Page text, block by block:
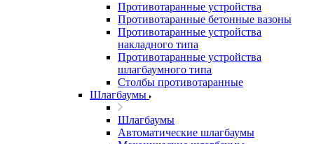
Противотаранные устройства
Противотаранные бетонные вазоны
Противотаранные устройства
накладного типа
Противотаранные устройства
шлагбаумного типа
Столбы противотаранные
Шлагбаумы
Шлагбаумы
Автоматические шлагбаумы